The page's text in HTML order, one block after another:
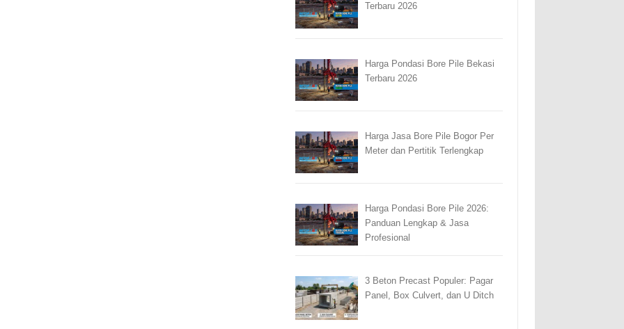
Terbaru 2026
Harga Pondasi Bore Pile Bekasi
Terbaru 2026
Harga Jasa Bore Pile Bogor Per
Meter dan Pertitik Terlengkap
Harga Pondasi Bore Pile 2026:
Panduan Lengkap & Jasa
Profesional
3 Beton Precast Populer: Pagar
Panel, Box Culvert, dan U Ditch